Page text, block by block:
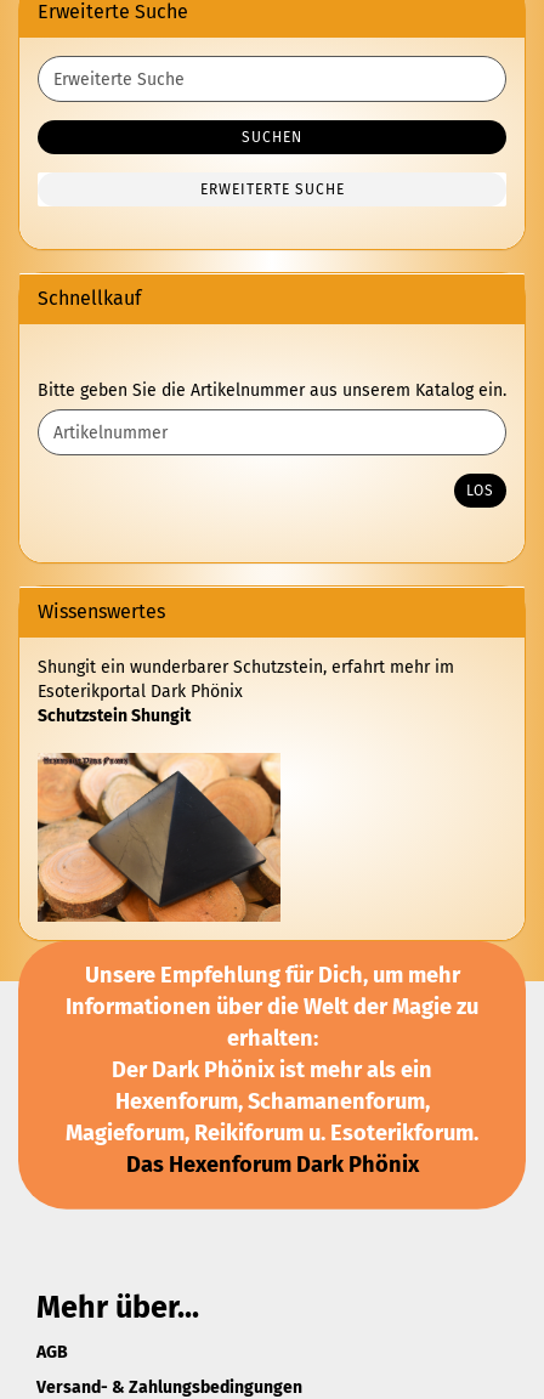
Erweiterte Suche
Erweiterte
Suche
SUCHEN
ERWEITERTE SUCHE
Schnellkauf
BITTE
GEBEN
SIE
DIE
KATALOG
EIN.
Bitte geben Sie die Artikelnummer aus unserem Katalog ein.
LOS
Wissenswertes
Shungit ein wunderbarer Schutzstein, erfahrt mehr im
Esoterikportal Dark Phönix
Schutzstein Shungit
Unsere Empfehlung für Dich, um mehr
Informationen über die Welt der Magie zu
erhalten:
Der Dark Phönix ist mehr als ein
Hexenforum, Schamanenforum,
Magieforum, Reikiforum u. Esoterikforum.
Das Hexenforum Dark Phönix
Mehr über...
AGB
Versand- & Zahlungsbedingungen